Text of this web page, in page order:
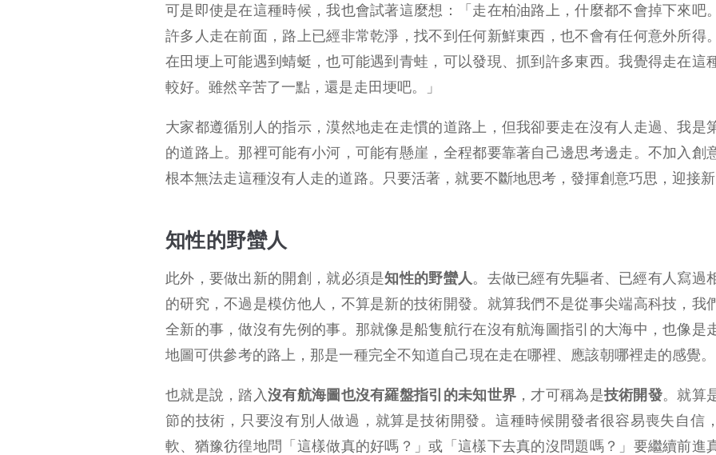
可是即使是在這種時候，我也會試著這麼想：「走在柏油路上，什麼都不會掉下來吧
許多人走在前面，路上已經非常乾淨，找不到任何新鮮東西，也不會有任何意外所得
在田埂上可能遇到蜻蜓，也可能遇到青蛙，可以發現、抓到許多東西。我覺得走在這
較好。雖然辛苦了一點，還是走田埂吧。」
大家都遵循別人的指示，漠然地走在走慣的道路上，但我卻要走在沒有人走過、我是
的道路上。那裡可能有小河，可能有懸崖，全程都要靠著自己邊思考邊走。不加入創
根本無法走這種沒有人走的道路。只要活著，就要不斷地思考，發揮創意巧思，迎接
知性的野蠻人
此外，要做出新的開創，就必須是知性的野蠻人 。去做已經有先驅者、已經有人寫過
的研究，不過是模仿他人，不算是新的技術開發。就算我們不是從事尖端高科技，我
全新的事，做沒有先例的事。那就像是船隻航行在沒有航海圖指引的大海中，也像是
地圖可供參考的路上，那是一種完全不知道自己現在走在哪裡、應該朝哪裡走的感覺。
也就是說，踏入沒有航海圖也沒有羅盤指引的未知世界 ，才可稱為是技術開發。就算
節的技術，只要沒有別人做過，就算是技術開發。這種時候開發者很容易喪失自信
軟、猶豫彷徨地問「這樣做真的好嗎？」或「這樣下去真的沒問題嗎？」要繼續前進